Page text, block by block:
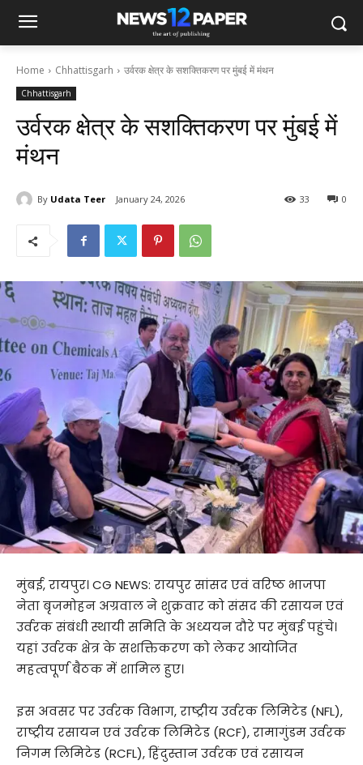
Home Chhattisgarh उर्वरक क्षेत्र के सशक्तिकरण पर मुंबई में मंथन
Chhattisgarh
उर्वरक क्षेत्र के सशक्तिकरण पर मुंबई में
मंथन
By Udata Teer January 24, 2026 0
33
मुंबई, रायपुर। CG NEWS: रायपुर सांसद एवं वरिष्ठ भाजपा
नेता बृजमोहन अग्रवाल ने शुक्रवार को संसद की रसायन एवं
उर्वरक संबंधी स्थायी समिति के अध्ययन दौरे पर मुंबई पहुंचे।
यहां उर्वरक क्षेत्र के सशक्तिकरण को लेकर आयोजित
महत्वपूर्ण बैठक में शामिल हुए।
इस अवसर पर उर्वरक विभाग, राष्ट्रीय उर्वरक लिमिटेड (NFL),
राष्ट्रीय रसायन एवं उर्वरक लिमिटेड (RCF), रामागुंडम उर्वरक
निगम लिमिटेड (RCFL), हिंदुस्तान उर्वरक एवं रसायन